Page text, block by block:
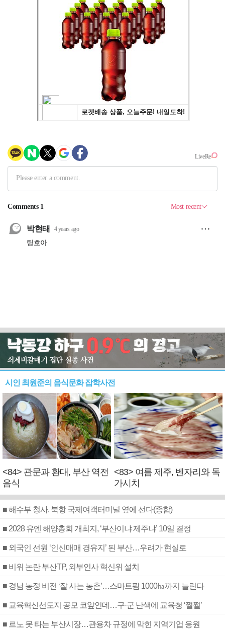
시인 최원준의 음식문화 잡학사전
<84> 관문과 환대, 부산 역전
음식
<83> 여름 제주, 벤자리와 독
가시치
■ 해수부 청사, 북항 국제여객터미널 옆에 선다(종합)
■ 2028 유엔 해양총회 개최지, ‘부산이냐 제주냐’ 10일 결정
■ 외국인 선원 ‘인신매매 경유지’ 된 부산…우려가 현실로
■ 비위 논란 부산TP, 외부인사 혁신위 설치
■ 경남 농정 비전 ‘잘 사는 농촌’…스마트팜 1000㏊까지 늘린다
■ 교육혁신선도지 공모 코앞인데…구·군 난색에 교육청 ‘쩔쩔’
■ 르노 못 타는 부산시장…관용차 규정에 막힌 지역기업 응원